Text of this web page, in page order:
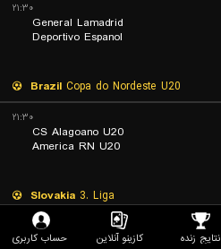
۲۱:۳۰
General Lamadrid
Deportivo Espanol
Brazil Copa do Nordeste U20
۲۱:۳۰
CS Alagoano U20
America RN U20
Slovakia 3. Liga
۲۰:۰۰
MSK Senec
نتایج زنده کازینو آنلاین حساب کاربری